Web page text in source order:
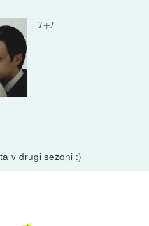
T+J
v drugi sezoni :)